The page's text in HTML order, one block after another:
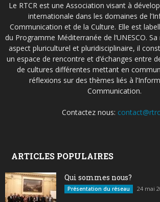
Le RTCR est une Association visant à
internationale dans les domaines de
Communication et de la Culture. Elle est
du Programme Méditerranée de l’UNESCO.
aspect pluriculturel et pluridisciplinaire, il
un espace de rencontre et d’échanges entre
de cultures différentes mettant en
réflexions sur des thèmes liés à
Communication.
Contactez nous:
ARTICLES POPULAIRES
Qui sommes nous?
Présentation du réseau 24 mai